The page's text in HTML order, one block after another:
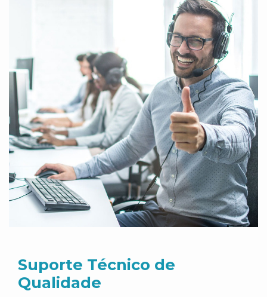
Suporte Técnico de
Qualidade